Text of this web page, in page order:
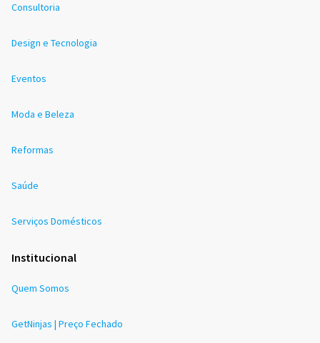
Consultoria
Design e Tecnologia
Eventos
Moda e Beleza
Reformas
Saúde
Serviços Domésticos
Institucional
Quem Somos
GetNinjas | Preço Fechado